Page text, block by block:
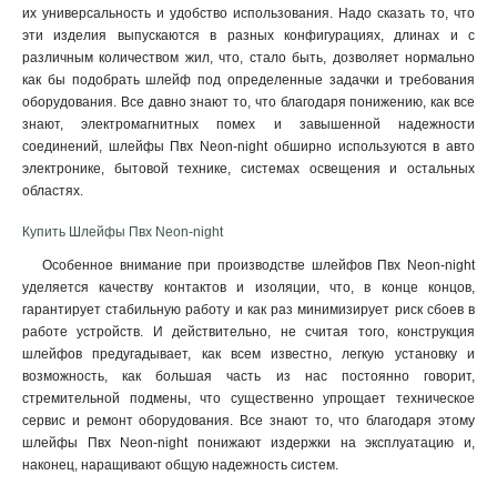
их универсальность и удобство использования. Надо сказать то, что
эти изделия выпускаются в разных конфигурациях, длинах и с
различным количеством жил, что, стало быть, дозволяет нормально
как бы подобрать шлейф под определенные задачки и требования
оборудования. Все давно знают то, что благодаря понижению, как все
знают, электромагнитных помех и завышенной надежности
соединений, шлейфы Пвх Neon-night обширно используются в авто
электронике, бытовой технике, системах освещения и остальных
областях.
Купить Шлейфы Пвх Neon-night
Особенное внимание при производстве шлейфов Пвх Neon-night
уделяется качеству контактов и изоляции, что, в конце концов,
гарантирует стабильную работу и как раз минимизирует риск сбоев в
работе устройств. И действительно, не считая того, конструкция
шлейфов предугадывает, как всем известно, легкую установку и
возможность, как большая часть из нас постоянно говорит,
стремительной подмены, что существенно упрощает техническое
сервис и ремонт оборудования. Все знают то, что благодаря этому
шлейфы Пвх Neon-night понижают издержки на эксплуатацию и,
наконец, наращивают общую надежность систем.